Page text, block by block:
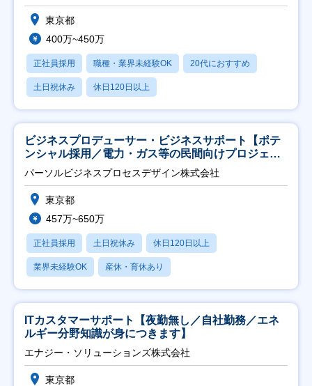
東京都
400万~450万
正社員採用 職種・業界未経験OK 20代におすすめ
土日祝休み 休日120日以上
ビジネスプロデューサー・ビジネスサポート【ポテ
ンシャル採用／電力・ガス等の民間向けプロジェク
ト推進】
パーソルビジネスプロセスデザイン株式会社
東京都
457万~650万
正社員採用 土日祝休み 休日120日以上
業界未経験OK 産休・育休あり
ITカスタマーサポート【夜勤無し／自社勤務／エネ
ルギー分野知識が身につきます】
エナジー・ソリューションズ株式会社
東京都